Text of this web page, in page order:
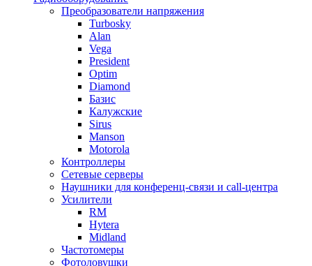
Преобразователи напряжения
Turbosky
Alan
Vega
President
Optim
Diamond
Базис
Калужские
Sirus
Manson
Motorola
Контроллеры
Сетевые серверы
Наушники для конференц-связи и call-центра
Усилители
RM
Hytera
Midland
Частотомеры
Фотоловушки